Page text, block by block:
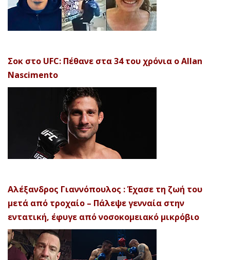
Σοκ στο UFC: Πέθανε στα 34 του χρόνια ο Allan
Nascimento
Αλέξανδρος Γιαννόπουλος : Έχασε τη ζωή του
μετά από τροχαίο – Πάλεψε γενναία στην
εντατική, έφυγε από νοσοκομειακό μικρόβιο